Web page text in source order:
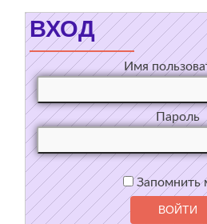
ВХОД
Имя
Пароль
Запомнить